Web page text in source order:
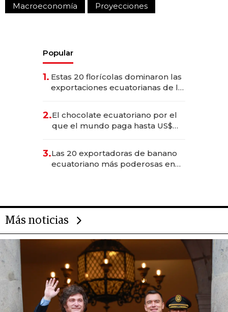
Macroeconomía
Proyecciones
Popular
1. Estas 20 florícolas dominaron las
exportaciones ecuatorianas de la
2.El chocolate ecuatoriano por el
que el mundo paga hasta US$
3.Las 20 exportadoras de banano
ecuatoriano más poderosas en
Más noticias